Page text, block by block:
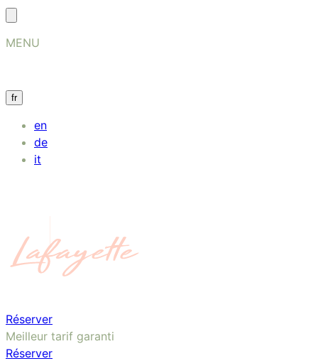
MENU
fr
en
de
it
Réserver
Meilleur tarif garanti
Réserver